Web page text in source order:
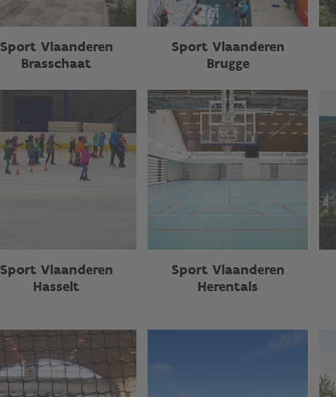
Sport Vlaanderen
Brasschaat
Sport Vlaanderen
Brugge
Sport Vlaanderen
Hasselt
Sport Vlaanderen
Herentals